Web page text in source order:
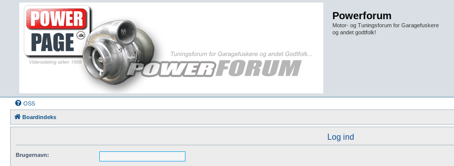
Powerforum
Motor- og Tuningsforum for Garagefuskere
og andet godtfolk!
OSS
Boardindeks
Log ind
Brugernavn: